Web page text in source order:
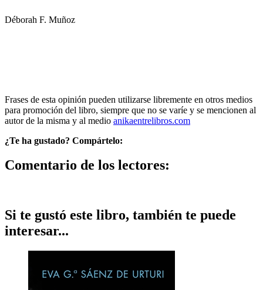
Déborah F. Muñoz
Frases de esta opinión pueden utilizarse libremente en otros medios
para promoción del libro, siempre que no se varíe y se mencionen al
autor de la misma y al medio anikaentrelibros.com
¿Te ha gustado? Compártelo:
Comentario de los lectores:
Si te gustó este libro, también te puede
interesar...